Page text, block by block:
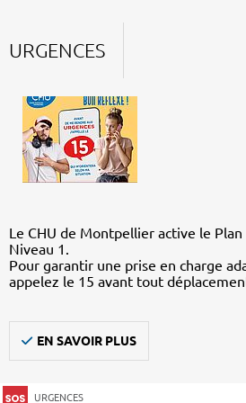
URGENCES
Le CHU de Montpellier active le
Niveau 1.
Pour garantir une prise en charge
appelez le 15 avant tout
EN SAVOIR PLUS
URGENCES